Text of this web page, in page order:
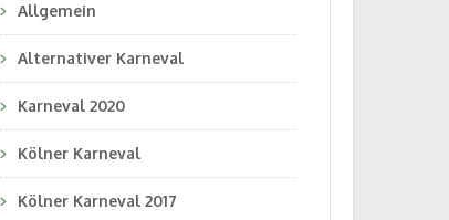
Allgemein
Alternativer Karneval
Karneval 2020
Kölner Karneval
Kölner Karneval 2017